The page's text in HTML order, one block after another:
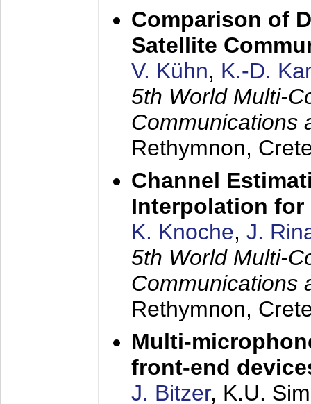
Comparison of
Satellite
V. Kühn, K.-D.
5th World Multi-
Communications
Rethymnon,
Channel
Interpolation for
K. Knoche, J.
5th World Multi-
Communications
Rethymnon,
Multi-
front-end
J. Bitzer, K.U.